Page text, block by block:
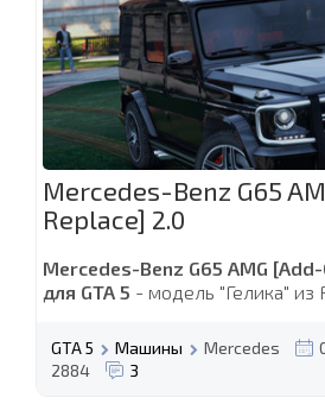
Mercedes-Benz G65
Replace] 2.0
Mercedes-Benz G65 AMG
для GTA 5 - модель "Гелика"
GTA 5 Машины Mercedes
2884
3